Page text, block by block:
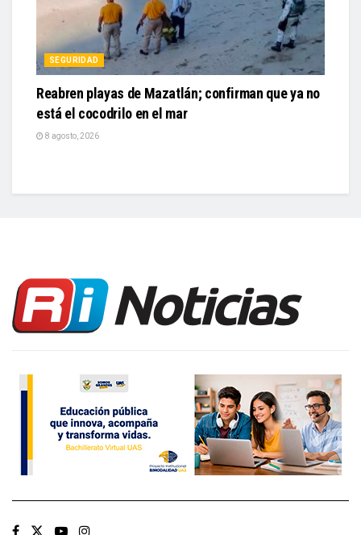
SEGURIDAD
Reabren playas de Mazatlán; confirman que ya no
está el cocodrilo en el mar
8 agosto, 2026